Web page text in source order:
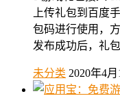
上传礼包到百度
包码进行使用，
发布成功后，礼
未分类 2020年4月